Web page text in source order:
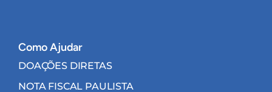
Como Ajudar
DOAÇÕES DIRETAS
NOTA FISCAL PAULISTA